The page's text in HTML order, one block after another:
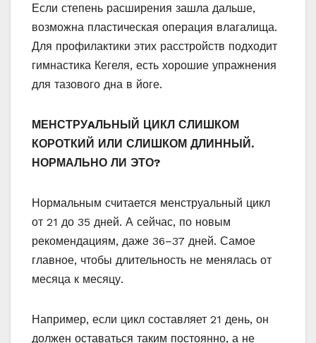
Если степень расширения зашла дальше,
возможна пластическая операция влагалища.
Для профилактики этих расстройств подходит
гимнастика Кегеля, есть хорошие упражнения
для тазового дна в йоге.
МЕНСТРУAЛЬНЫЙ ЦИКЛ СЛИШКОМ
КОРОТКИЙ ИЛИ СЛИШКОМ ДЛИННЫЙ.
НОРМАЛЬНО ЛИ ЭТО?
Нормальным считается менструальный цикл
от 21 до 35 дней. А сейчас, по новым
рекомендациям, даже 36–37 дней. Самое
главное, чтобы длительность не менялась от
месяца к месяцу.
Например, если цикл составляет 21 день, он
должен оставаться таким постоянно, а не